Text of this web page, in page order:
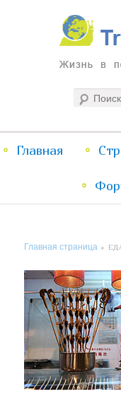
Traveliving
Жизнь в постоянном
менюГлавная
Главная страница »